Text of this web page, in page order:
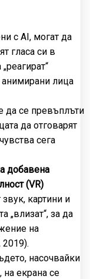
с AI, могат да
гласа си в
лица
се превъплъти
да отговарят
сега
добавена
(VR)
картини и
„влизат“, за да
на
2019).
насочвайки
на екрана се